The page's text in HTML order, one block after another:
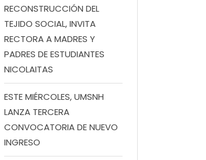
RECONSTRUCCIÓN DEL
TEJIDO SOCIAL, INVITA
RECTORA A MADRES Y
PADRES DE ESTUDIANTES
NICOLAITAS
ESTE MIÉRCOLES, UMSNH
LANZA TERCERA
CONVOCATORIA DE NUEVO
INGRESO